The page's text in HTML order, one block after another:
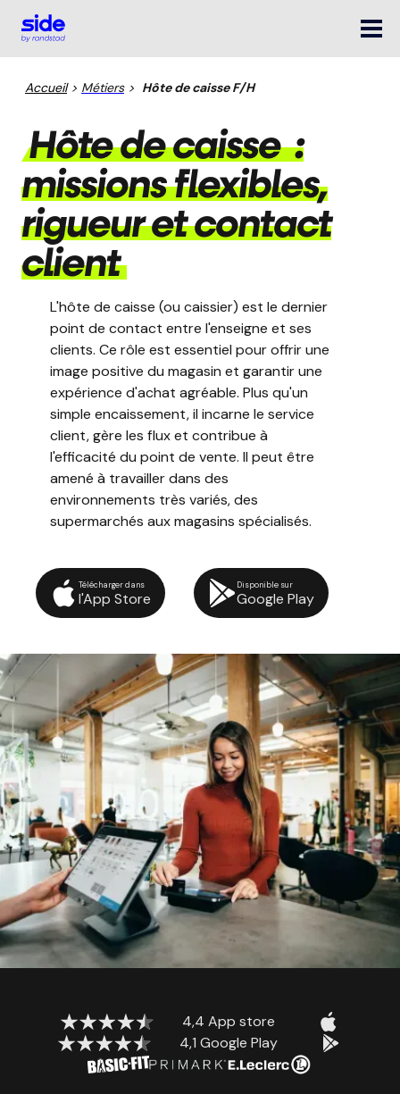
Accueil > Métiers > Hôte de caisse F/H
Hôte de caisse :
missions flexibles,
rigueur et contact
client
L'hôte de caisse (ou caissier) est le dernier
point de contact entre l'enseigne et ses
clients. Ce rôle est essentiel pour offrir une
image positive du magasin et garantir une
expérience d'achat agréable. Plus qu'un
simple encaissement, il incarne le service
client, gère les flux et contribue à
l'efficacité du point de vente. Il peut être
amené à travailler dans des
environnements très variés, des
supermarchés aux magasins spécialisés.
Télécharger dans
l'App Store
Disponible sur
Google Play
4,4 App store
4,1 Google Play